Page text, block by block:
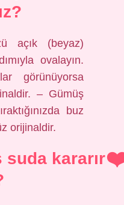
açık (beyaz)
ovalayın.
görünüyorsa
– Gümüş
buz
orijinaldir.
suda kararır